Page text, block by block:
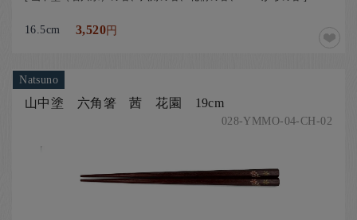
16.5cm 3,520円
Natsuno
山中塗 六角箸 茜 花園 19cm
028-YMMO-04-CH-02